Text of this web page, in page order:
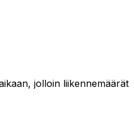
jolloin liikennemäärät